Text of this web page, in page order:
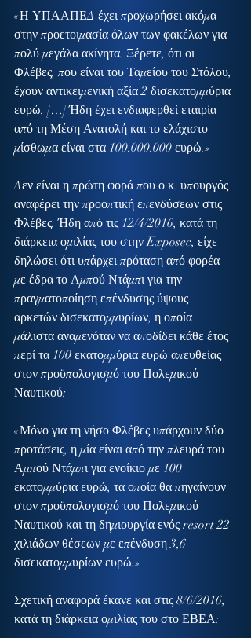
«Η ΥΠΑΑΠΕΔ έχει προχωρήσει ακόμα
στην προετοιμασία όλων των φακέλων για
πολύ μεγάλα ακίνητα. Ξέρετε, ότι οι
Φλέβες, που είναι του Ταμείου του Στόλου,
έχουν αντικειμενική αξία 2 δισεκατομμύρια
ευρώ. […] Ήδη έχει ενδιαφερθεί εταιρία
από τη Μέση Ανατολή και το ελάχιστο
μίσθωμα είναι στα 100.000.000 ευρώ.»
Δεν είναι η πρώτη φορά που ο κ. υπουργός
αναφέρει την προοπτική επενδύσεων στις
Φλέβες. Ήδη από τις 12/4/2016, κατά τη
διάρκεια ομιλίας του στην Exposec, είχε
δηλώσει ότι υπάρχει πρόταση από φορέα
με έδρα το Αμπού Ντάμπι για την
πραγματοποίηση επένδυσης ύψους
αρκετών δισεκατομμυρίων, η οποία
μάλιστα αναμενόταν να αποδίδει κάθε έτος
περί τα 100 εκατομμύρια ευρώ απευθείας
στον προϋπολογισμό του Πολεμικού
Ναυτικού:
«Μόνο για τη νήσο Φλέβες υπάρχουν δύο
προτάσεις, η μία είναι από την πλευρά του
Αμπού Ντάμπι για ενοίκιο με 100
εκατομμύρια ευρώ, τα οποία θα πηγαίνουν
στον προϋπολογισμό του Πολεμικού
Ναυτικού και τη δημιουργία ενός resort 22
χιλιάδων θέσεων με επένδυση 3,6
δισεκατομμυρίων ευρώ.»
Σχετική αναφορά έκανε και στις 8/6/2016,
κατά τη διάρκεια ομιλίας του στο ΕΒΕΑ: